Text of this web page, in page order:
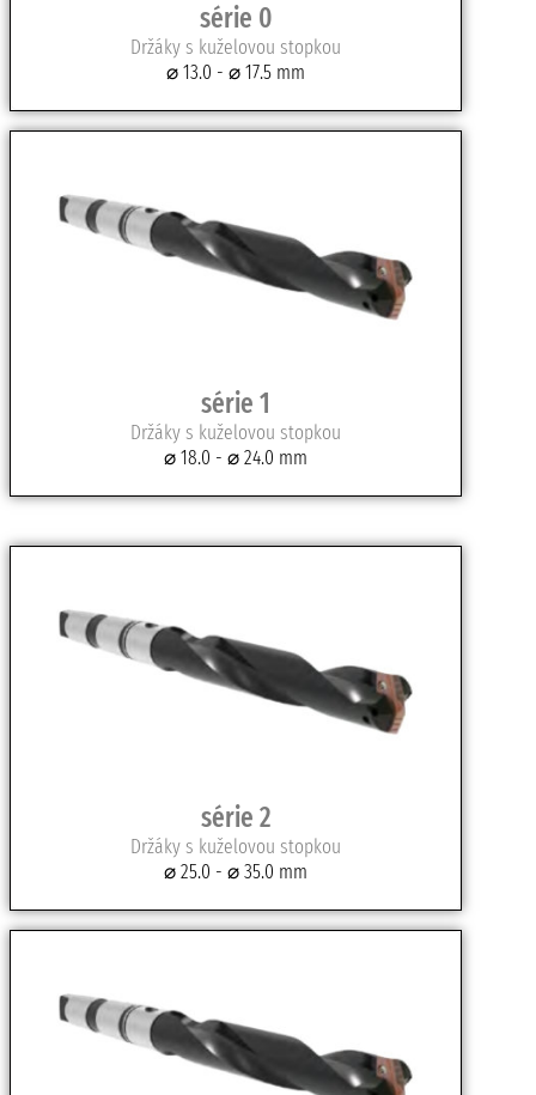
série 0
Držáky s kuželovou stopkou
⌀ 13.0 - ⌀ 17.5 mm
série 1
Držáky s kuželovou stopkou
⌀ 18.0 - ⌀ 24.0 mm
série 2
Držáky s kuželovou stopkou
⌀ 25.0 - ⌀ 35.0 mm